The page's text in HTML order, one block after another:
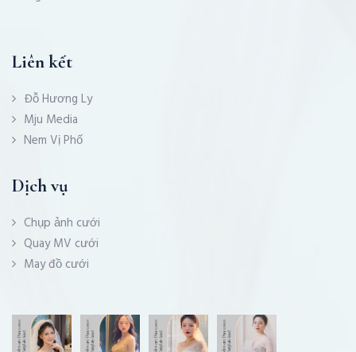
Liên kết
Đỗ Hương Ly
Mju Media
Nem Vị Phố
Dịch vụ
Chụp ảnh cưới
Quay MV cưới
May đồ cưới